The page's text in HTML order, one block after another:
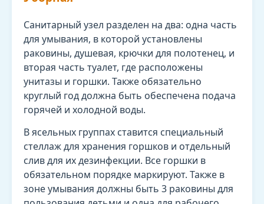
Санитарный узел разделен на два: одна часть
для умывания, в которой установлены
раковины, душевая, крючки для полотенец, и
вторая часть туалет, где расположены
унитазы и горшки. Также обязательно
круглый год должна быть обеспечена подача
горячей и холодной воды.
В ясельных группах ставится специальный
стеллаж для хранения горшков и отдельный
слив для их дезинфекции. Все горшки в
обязательном порядке маркируют. Также в
зоне умывания должны быть 3 раковины для